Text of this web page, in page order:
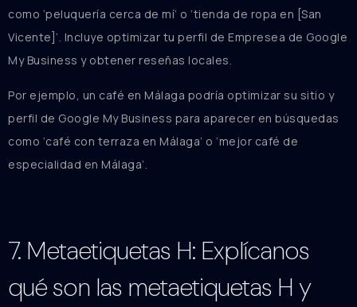
como ‘peluquería cerca de mí’ o ‘tienda de ropa en [San
Vicente]’. Incluye optimizar tu perfil de Empresea de Google
My Business y obtener reseñas locales.
Por ejemplo, un café en Málaga podría optimizar su sitio y
perfil de Google My Business para aparecer en búsquedas
como ‘café con terraza en Málaga’ o ‘mejor café de
especialidad en Málaga’.
7. Metaetiquetas H: Explícanos
qué son las metaetiquetas H y